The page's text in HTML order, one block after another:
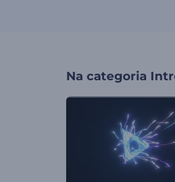
Na categoria